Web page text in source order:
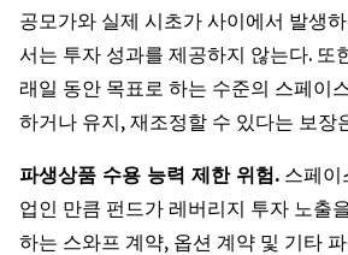
공모가와 실제 시초가 사이에서 발생
서는 투자 성과를 제공하지 않는다. 또
래일 동안 목표로 하는 수준의 스페이
하거나 유지, 재조정할 수 있다는 보장
파생상품 수용 능력 제한 위험. 스페이
업인 만큼 펀드가 레버리지 투자 노출
하는 스와프 계약, 옵션 계약 및 기타